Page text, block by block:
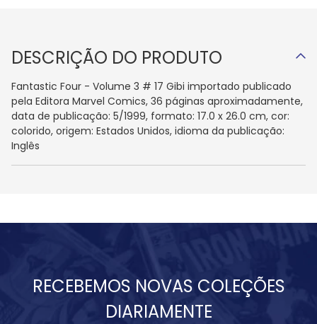
DESCRIÇÃO DO PRODUTO
Fantastic Four - Volume 3 # 17 Gibi importado publicado
pela Editora Marvel Comics, 36 páginas aproximadamente,
data de publicação: 5/1999, formato: 17.0 x 26.0 cm, cor:
colorido, origem: Estados Unidos, idioma da publicação:
Inglês
RECEBEMOS NOVAS COLEÇÕES
DIARIAMENTE